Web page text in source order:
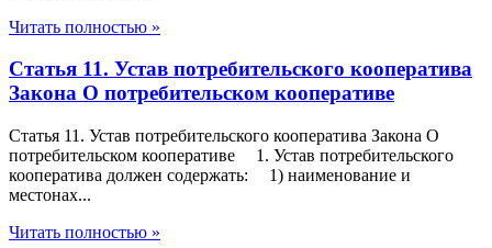
Читать полностью »
Статья 11. Устав потребительского кооператива
Закона О потребительском кооперативе
Статья 11. Устав потребительского кооператива Закона О
потребительском кооперативе 1. Устав потребительского
кооператива должен содержать: 1) наименование и
местонах...
Читать полностью »